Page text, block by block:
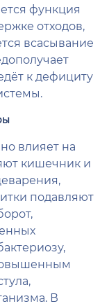
функция
отходов,
всасывание
к дефициту
влияет на
кишечник и
подавляют
В